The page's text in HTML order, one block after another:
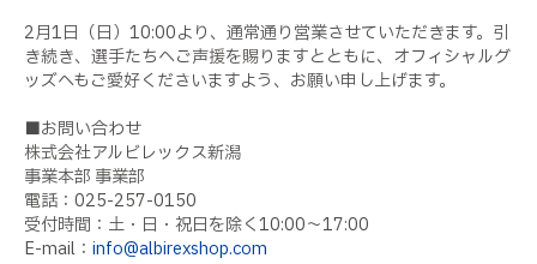
2月1日（日）10:00より、通常通り営業させていただきます。引
き続き、選手たちへご声援を賜りますとともに、オフィシャルグ
ッズへもご愛好くださいますよう、お願い申し上げます。
■お問い合わせ
株式会社アルビレックス新潟
事業本部 事業部
電話：025-257-0150
受付時間：土・日・祝日を除く10:00〜17:00
E-mail： info@albirexshop.com